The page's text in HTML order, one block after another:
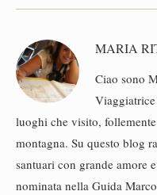
MARIA
Ciao sono
luoghi che visito,
montagna. Su questo blog
santuari con grande amore
nominata nella Guida